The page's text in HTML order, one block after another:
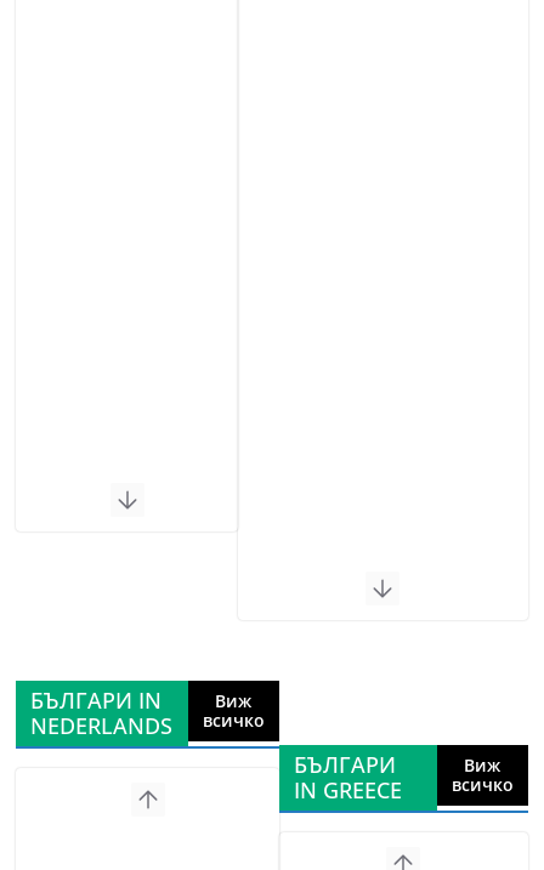
БЪЛГАРИ IN
NEDERLANDS
Виж
всичко
БЪЛГАРИ
IN GREECE
Виж
всичко